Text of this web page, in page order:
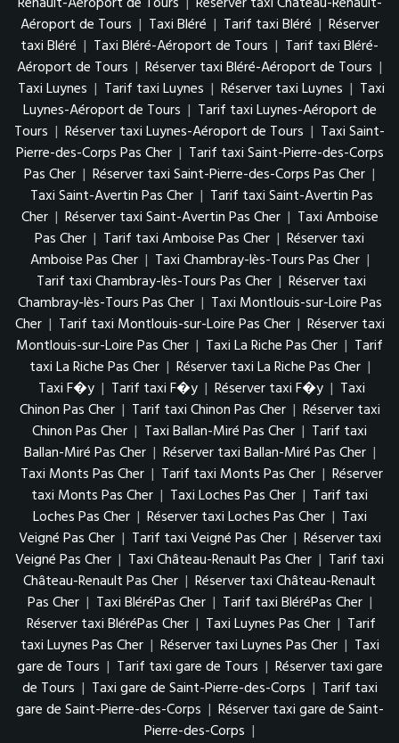
Aéroport de Tours | Taxi Bléré | Tarif taxi Bléré | Réserver
taxi Bléré | Taxi Bléré-Aéroport de Tours | Tarif taxi Bléré-
Aéroport de Tours | Réserver taxi Bléré-Aéroport de Tours |
Taxi Luynes | Tarif taxi Luynes | Réserver taxi Luynes | Taxi
Luynes-Aéroport de Tours | Tarif taxi Luynes-Aéroport de
Tours | Réserver taxi Luynes-Aéroport de Tours | Taxi Saint-
Pierre-des-Corps Pas Cher | Tarif taxi Saint-Pierre-des-Corps
Pas Cher | Réserver taxi Saint-Pierre-des-Corps Pas Cher |
Taxi Saint-Avertin Pas Cher | Tarif taxi Saint-Avertin Pas
Cher | Réserver taxi Saint-Avertin Pas Cher | Taxi Amboise
Pas Cher | Tarif taxi Amboise Pas Cher | Réserver taxi
Amboise Pas Cher | Taxi Chambray-lès-Tours Pas Cher |
Tarif taxi Chambray-lès-Tours Pas Cher | Réserver taxi
Chambray-lès-Tours Pas Cher | Taxi Montlouis-sur-Loire Pas
Cher | Tarif taxi Montlouis-sur-Loire Pas Cher | Réserver taxi
Montlouis-sur-Loire Pas Cher | Taxi La Riche Pas Cher | Tarif
taxi La Riche Pas Cher | Réserver taxi La Riche Pas Cher |
Taxi F�y | Tarif taxi F�y | Réserver taxi F�y | Taxi
Chinon Pas Cher | Tarif taxi Chinon Pas Cher | Réserver taxi
Chinon Pas Cher | Taxi Ballan-Miré Pas Cher | Tarif taxi
Ballan-Miré Pas Cher | Réserver taxi Ballan-Miré Pas Cher |
Taxi Monts Pas Cher | Tarif taxi Monts Pas Cher | Réserver
taxi Monts Pas Cher | Taxi Loches Pas Cher | Tarif taxi
Loches Pas Cher | Réserver taxi Loches Pas Cher | Taxi
Veigné Pas Cher | Tarif taxi Veigné Pas Cher | Réserver taxi
Veigné Pas Cher | Taxi Château-Renault Pas Cher | Tarif taxi
Château-Renault Pas Cher | Réserver taxi Château-Renault
Pas Cher | Taxi BléréPas Cher | Tarif taxi BléréPas Cher |
Réserver taxi BléréPas Cher | Taxi Luynes Pas Cher | Tarif
taxi Luynes Pas Cher | Réserver taxi Luynes Pas Cher | Taxi
gare de Tours | Tarif taxi gare de Tours | Réserver taxi gare
de Tours | Taxi gare de Saint-Pierre-des-Corps | Tarif taxi
gare de Saint-Pierre-des-Corps | Réserver taxi gare de Saint-
Pierre-des-Corps |